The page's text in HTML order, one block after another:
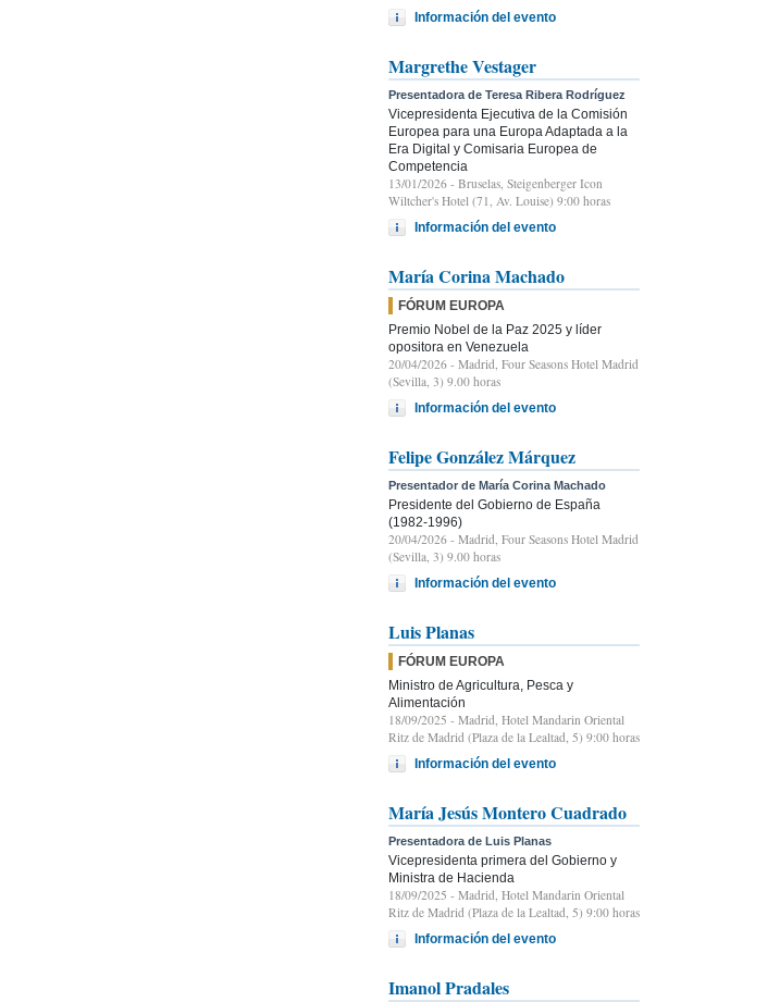
Información del evento
Margrethe Vestager
Presentadora de Teresa Ribera Rodríguez
Vicepresidenta Ejecutiva de la Comisión
Europea para una Europa Adaptada a la
Era Digital y Comisaria Europea de
Competencia
13/01/2026 - Bruselas, Steigenberger Icon
Wiltcher's Hotel (71, Av. Louise) 9:00 horas
Información del evento
María Corina Machado
FÓRUM EUROPA
Premio Nobel de la Paz 2025 y líder
opositora en Venezuela
20/04/2026 - Madrid, Four Seasons Hotel Madrid
(Sevilla, 3) 9.00 horas
Información del evento
Felipe González Márquez
Presentador de María Corina Machado
Presidente del Gobierno de España
(1982-1996)
20/04/2026 - Madrid, Four Seasons Hotel Madrid
(Sevilla, 3) 9.00 horas
Información del evento
Luis Planas
FÓRUM EUROPA
Ministro de Agricultura, Pesca y
Alimentación
18/09/2025 - Madrid, Hotel Mandarin Oriental
Ritz de Madrid (Plaza de la Lealtad, 5) 9:00 horas
Información del evento
María Jesús Montero Cuadrado
Presentadora de Luis Planas
Vicepresidenta primera del Gobierno y
Ministra de Hacienda
18/09/2025 - Madrid, Hotel Mandarin Oriental
Ritz de Madrid (Plaza de la Lealtad, 5) 9:00 horas
Información del evento
Imanol Pradales